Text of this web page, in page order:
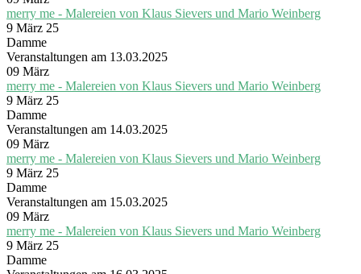
merry me - Malereien von Klaus Sievers und Mario Weinberg
9 März 25
Damme
Veranstaltungen am 13.03.2025
09 März
merry me - Malereien von Klaus Sievers und Mario Weinberg
9 März 25
Damme
Veranstaltungen am 14.03.2025
09 März
merry me - Malereien von Klaus Sievers und Mario Weinberg
9 März 25
Damme
Veranstaltungen am 15.03.2025
09 März
merry me - Malereien von Klaus Sievers und Mario Weinberg
9 März 25
Damme